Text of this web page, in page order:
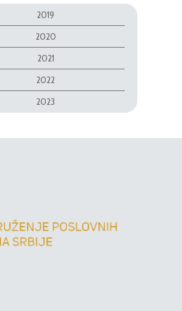
2019
2020
2021
2022
2023